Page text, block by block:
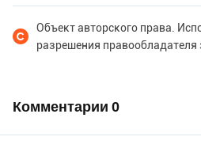
Объект авторского права.
разрешения правообладателя
Комментарии 0